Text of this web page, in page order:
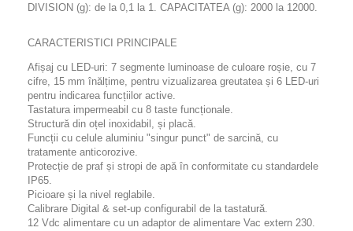
DIVISION (g): de la 0,1 la 1. CAPACITATEA (g): 2000 la 12000.
CARACTERISTICI PRINCIPALE
Afișaj cu LED-uri: 7 segmente luminoase de culoare roșie, cu 7
cifre, 15 mm înălțime, pentru vizualizarea greutatea și 6 LED-uri
pentru indicarea funcțiilor active.
Tastatura impermeabil cu 8 taste funcționale.
Structură din oțel inoxidabil, și placă.
Funcții cu celule aluminiu "singur punct" de sarcină, cu
tratamente anticorozive.
Protecție de praf și stropi de apă în conformitate cu standardele
IP65.
Picioare și la nivel reglabile.
Calibrare Digital & set-up configurabil de la tastatură.
12 Vdc alimentare cu un adaptor de alimentare Vac extern 230.